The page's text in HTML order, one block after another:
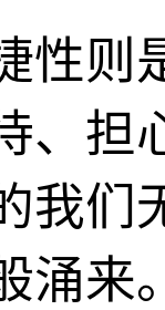
性则
、担
我们
涌来